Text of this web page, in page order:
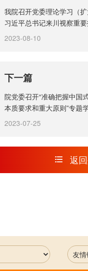
我院召开党委理论学习（
习近平总书记来川视察重
2023-08-10
下一篇
院党委召开“准确把握中国
本质要求和重大原则”专题
2023-07-25
返